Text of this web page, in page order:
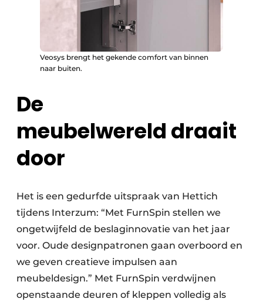
Veosys brengt het gekende comfort van binnen
naar buiten.
De
meubelwereld draait
door
Het is een gedurfde uitspraak van Hettich
tijdens Interzum: “Met FurnSpin stellen we
ongetwijfeld de beslaginnovatie van het jaar
voor. Oude designpatronen gaan overboord en
we geven creatieve impulsen aan
meubeldesign.” Met FurnSpin verdwijnen
openstaande deuren of kleppen volledig als